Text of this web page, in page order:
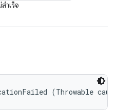
ำเร็จ
(Throwable